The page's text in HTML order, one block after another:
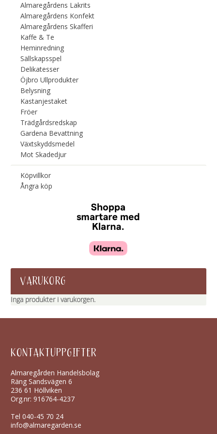
Almaregårdens Lakrits
Almaregårdens Konfekt
Almaregårdens Skafferi
Kaffe & Te
Heminredning
Sällskapsspel
Delikatesser
Öjbro Ullprodukter
Belysning
Kastanjestaket
Fröer
Trädgårdsredskap
Gardena Bevattning
Växtskyddsmedel
Mot Skadedjur
Köpvillkor
Ångra köp
VARUKORG
Inga produkter i varukorgen.
KONTAKTUPPGIFTER
Almaregården Handelsbolag
Räng Sandsvägen 6
236 61 Höllviken
Org.nr: 916764-4237
Tel040-45 70 24
info@almaregarden.se